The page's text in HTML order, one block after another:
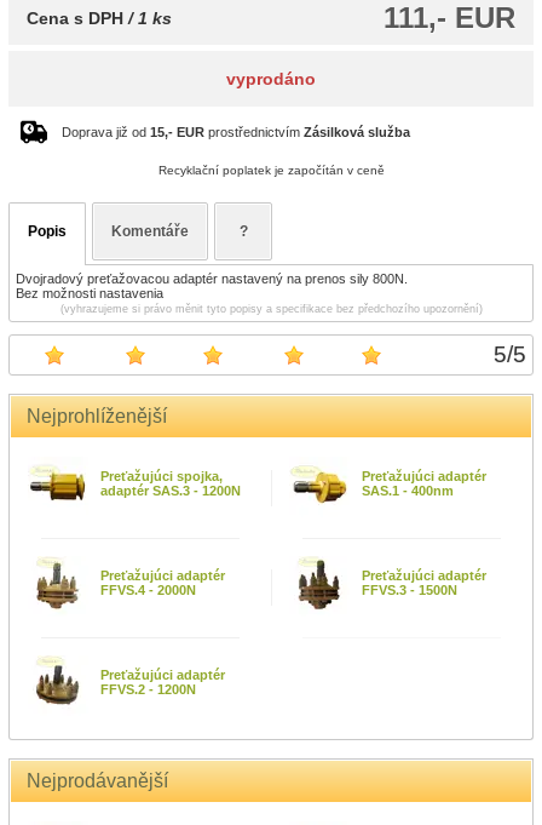
5/5
Nejprohlíženější
Preťažujúci spojka,
adaptér SAS.3 - 1200N
Preťažujúci adaptér
SAS.1 - 400nm
Preťažujúci adaptér
FFVS.4 - 2000N
Preťažujúci adaptér
FFVS.3 - 1500N
Preťažujúci adaptér
FFVS.2 - 1200N
Nejprodávanější
111,- EUR
Cena s DPH / 1 ks
vyprodáno
Doprava již od 15,- EUR prostřednictvím Zásilková služba
Recyklační poplatek je započítán v ceně
Popis Komentáře ?
Dvojradový preťažovacou adaptér nastavený na prenos sily 800N.
Bez možnosti nastavenia
(vyhrazujeme si právo měnit tyto popisy a specifikace bez předchozího upozornění)